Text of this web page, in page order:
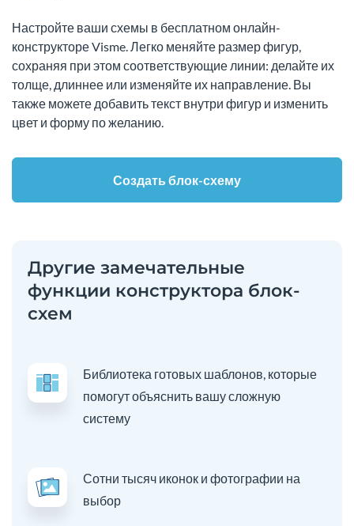
Настройте ваши схемы в бесплатном онлайн-
конструкторе Visme. Легко меняйте размер фигур,
сохраняя при этом соответствующие линии: делайте их
толще, длиннее или изменяйте их направление. Вы
также можете добавить текст внутри фигур и изменить
цвет и форму по желанию.
Создать блок-схему
Другие замечательные
функции конструктора блок-
схем
Библиотека готовых шаблонов, которые
помогут объяснить вашу сложную
систему
Сотни тысяч иконок и фотографии на
выбор